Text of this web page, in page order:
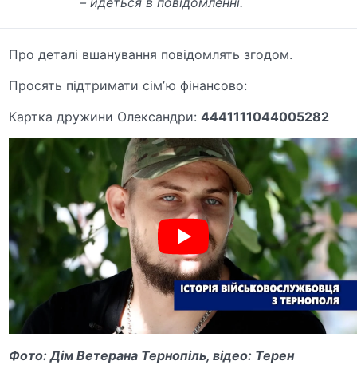
Про деталі вшанування повідомлять згодом.
Просять підтримати сімʼю фінансово:
Картка дружини Олександри:4441111044005282
Фото: Дім Ветерана Тернопіль, відео: Терен